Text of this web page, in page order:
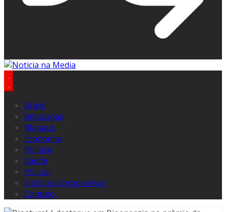
Brasil
Amazonas
Manaus
Economia
Politica
Saúde
Policial
Notícias Corporativas
Contato